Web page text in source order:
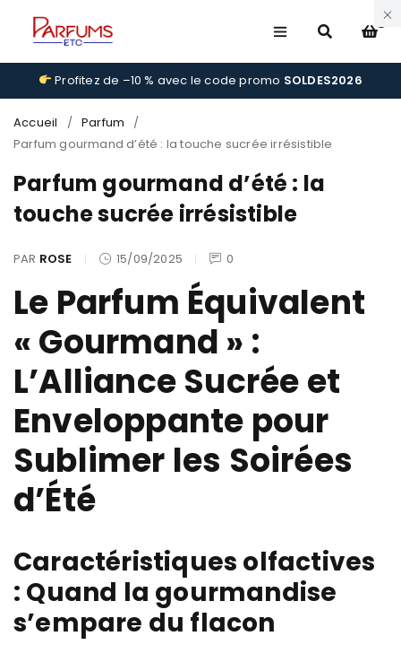
0
Profitez de –10 % avec le code promo SOLDES2026
Accueil / Parfum
/
Parfum gourmand d’été : la touche sucrée irrésistible
Parfum gourmand d’été : la
touche sucrée irrésistible
PAR ROSE 15/09/2025 0
Le Parfum Équivalent
« Gourmand » :
L’Alliance Sucrée et
Enveloppante pour
Sublimer les Soirées
d’Été
Caractéristiques olfactives
: Quand la gourmandise
s’empare du flacon